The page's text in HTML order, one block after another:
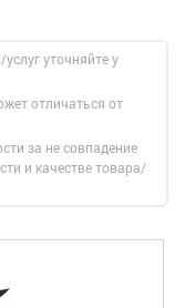
уточняйте у
отличаться от
за не совпадение
и качестве товара/